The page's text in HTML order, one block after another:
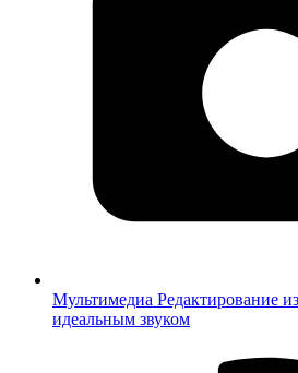
Мультимедиа Редактирование
идеальным звуком